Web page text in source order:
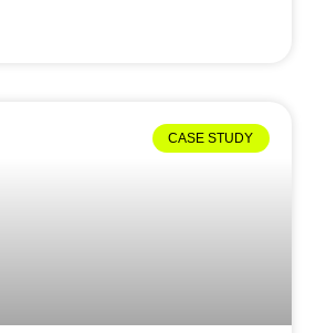
CASE STUDY